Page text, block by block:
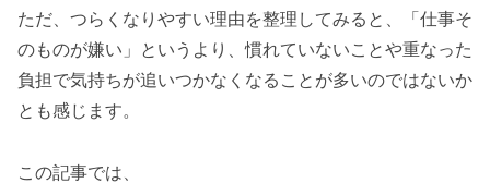
ただ、つらくなりやすい理由を整理してみると、「仕事そ
のものが嫌い」というより、慣れていないことや重なった
負担で気持ちが追いつかなくなることが多いのではないか
とも感じます。
この記事では、